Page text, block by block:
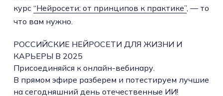
курс “Нейросети: от принципов к практике”, — то
что вам нужно.
РОССИЙСКИЕ НЕЙРОСЕТИ ДЛЯ ЖИЗНИ И
КАРЬЕРЫ В 2025
Присоединяйся к онлайн-вебинару.
В прямом эфире разберем и потестируем лучшие
на сегодняшний день отечественные ИИ!